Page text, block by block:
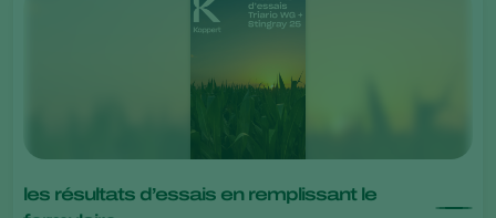
les résultats d’essais en remplissant le